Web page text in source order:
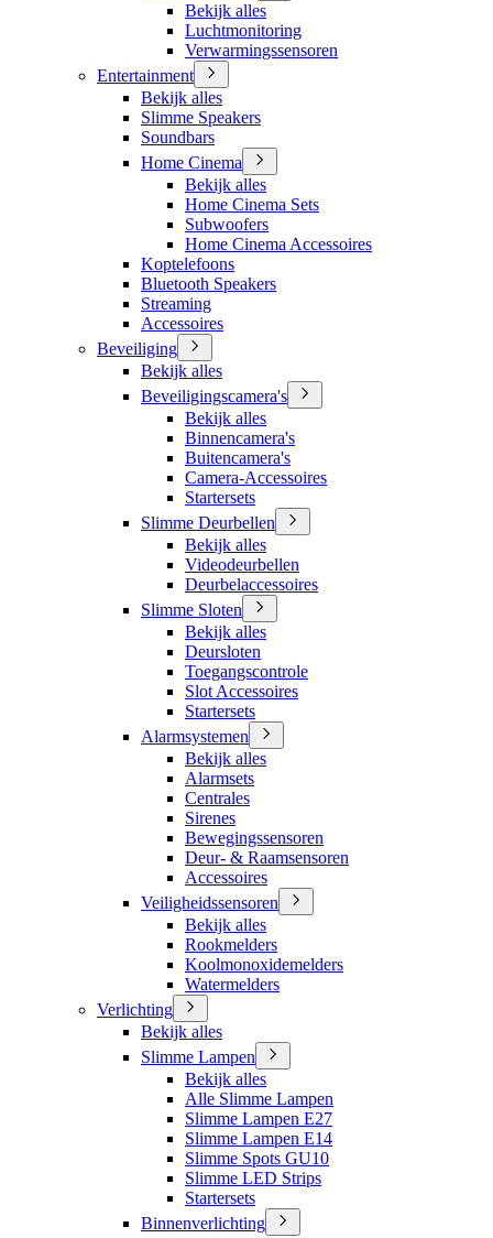
Bekijk alles
Luchtmonitoring
Verwarmingssensoren
Entertainment
Bekijk alles
Slimme Speakers
Soundbars
Home Cinema
Bekijk alles
Home Cinema Sets
Subwoofers
Home Cinema Accessoires
Koptelefoons
Bluetooth Speakers
Streaming
Accessoires
Beveiliging
Bekijk alles
Beveiligingscamera's
Bekijk alles
Binnencamera's
Buitencamera's
Camera-Accessoires
Startersets
Slimme Deurbellen
Bekijk alles
Videodeurbellen
Deurbelaccessoires
Slimme Sloten
Bekijk alles
Deursloten
Toegangscontrole
Slot Accessoires
Startersets
Alarmsystemen
Bekijk alles
Alarmsets
Centrales
Sirenes
Bewegingssensoren
Deur- & Raamsensoren
Accessoires
Veiligheidssensoren
Bekijk alles
Rookmelders
Koolmonoxidemelders
Watermelders
Verlichting
Bekijk alles
Slimme Lampen
Bekijk alles
Alle Slimme Lampen
Slimme Lampen E27
Slimme Lampen E14
Slimme Spots GU10
Slimme LED Strips
Startersets
Binnenverlichting